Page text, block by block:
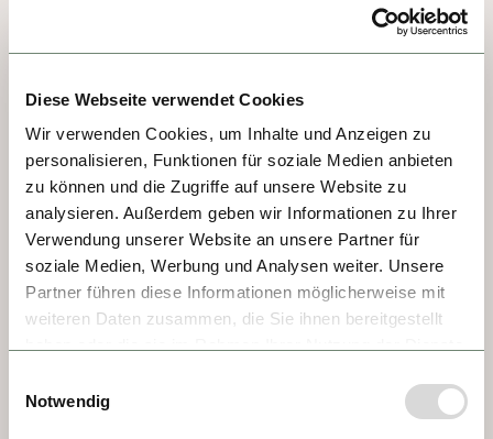
Diese Webseite verwendet Cookies
Wir verwenden Cookies, um Inhalte und Anzeigen zu
personalisieren, Funktionen für soziale Medien anbieten
zu können und die Zugriffe auf unsere Website zu
analysieren. Außerdem geben wir Informationen zu Ihrer
Verwendung unserer Website an unsere Partner für
soziale Medien, Werbung und Analysen weiter. Unsere
Partner führen diese Informationen möglicherweise mit
weiteren Daten zusammen, die Sie ihnen bereitgestellt
Notwendig
stets große Begehrlichkeiten aus. Symbol
Donau und Save. Sehenswert ist das einzig
erhaltene türkische Bad aus dem frühen 19.
Jahrhundert. Apropos Türkisch. Die Küche
Serbiens ist deshalb so interessant, weil die
Fleischgerichte türkisch und ungarisch und
die Mehlspeisen österreichisch-böhmisch
geprägt sind. Ihren Duft versprüht sie vor
allem in der Knez Mihailo-Straße.